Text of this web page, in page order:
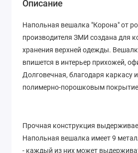
Описание
Напольная вешалка "Корона" от
производителя ЗМИ создана для
хранения верхней одежды.
впишется в интерьер прихожей,
Долговечная, благодаря каркасу
полимерно-порошковым
Прочная конструкция
Напольная вешалка имеет 9
- каждый из них может